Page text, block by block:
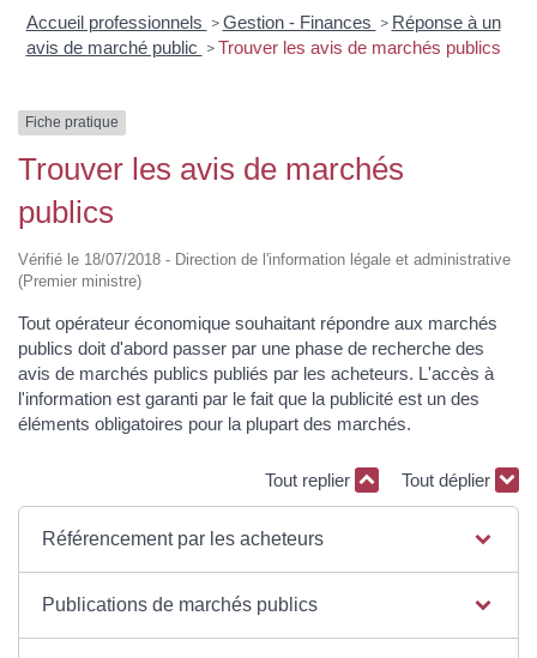
Accueil professionnels > Gestion - Finances > Réponse à un
avis de marché public > Trouver les avis de marchés publics
Fiche pratique
Trouver les avis de marchés
publics
Vérifié le 18/07/2018 - Direction de l'information légale et administrative
(Premier ministre)
Tout opérateur économique souhaitant répondre aux marchés
publics doit d'abord passer par une phase de recherche des
avis de marchés publics publiés par les acheteurs. L'accès à
l'information est garanti par le fait que la publicité est un des
éléments obligatoires pour la plupart des marchés.
Tout replier Tout déplier
Référencement par les acheteurs
Publications de marchés publics